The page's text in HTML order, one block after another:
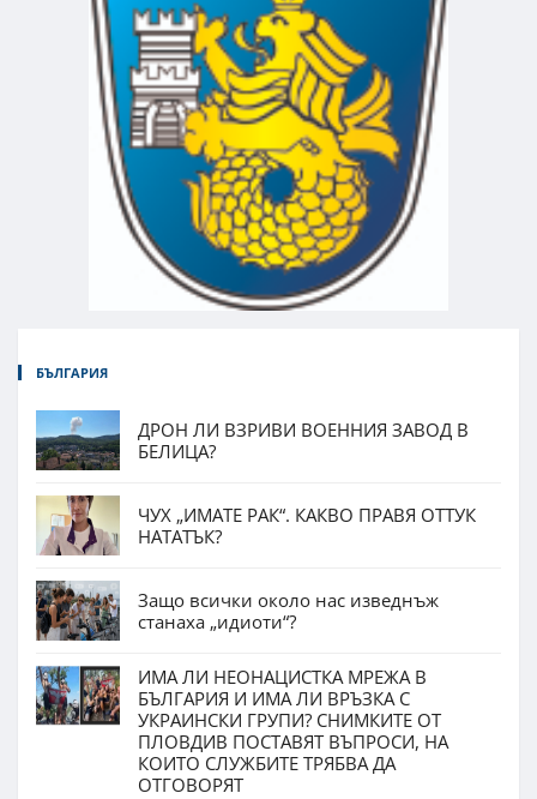
БЪЛГАРИЯ
ДРОН ЛИ ВЗРИВИ ВОЕННИЯ ЗАВОД В
БЕЛИЦА?
ЧУХ „ИМАТЕ РАК“. КАКВО ПРАВЯ ОТТУК
НАТАТЪК?
Защо всички около нас изведнъж
станаха „идиоти“?
ИМА ЛИ НЕОНАЦИСТКА МРЕЖА В
БЪЛГАРИЯ И ИМА ЛИ ВРЪЗКА С
УКРАИНСКИ ГРУПИ? СНИМКИТЕ ОТ
ПЛОВДИВ ПОСТАВЯТ ВЪПРОСИ, НА
КОИТО СЛУЖБИТЕ ТРЯБВА ДА
ОТГОВОРЯТ